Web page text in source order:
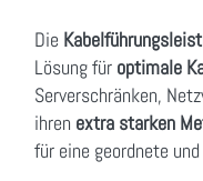
Die
Lösung für optimale
Serverschränken,
ihren extra starken
für eine geordnete